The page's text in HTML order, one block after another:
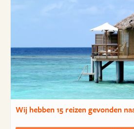
Wij hebben15 reizengevonden